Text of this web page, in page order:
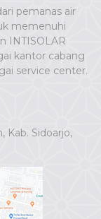
pemanas air
memenuhi
INTISOLAR
kantor cabang
service center.
Kab. Sidoarjo,